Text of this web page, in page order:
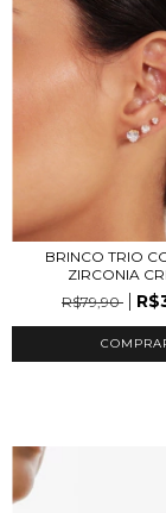
BRINCO TRIO
ZIRCONIA
R$79,90